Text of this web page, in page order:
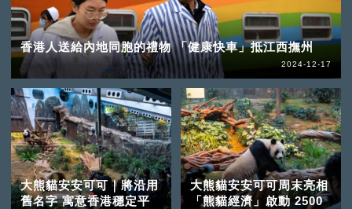
香港人送給內地同胞的禮物 「健康快車」抵江西撫州
2024-12-17
大熊貓安安可可｜將沿用
舊名字 寓意香港穩定平
大熊貓安安可可周末亮相
「熊貓經濟」啟動 2500